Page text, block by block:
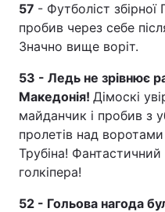
57 - Футболіст збірної
пробив через себе
Значно вище воріт.
53 - Ледь не зрівнює
Македонія! Дімоскі
майданчик і пробив з
пролетів над
Трубіна! Фантастичний
голкіпера!
52 - Гольова нагода